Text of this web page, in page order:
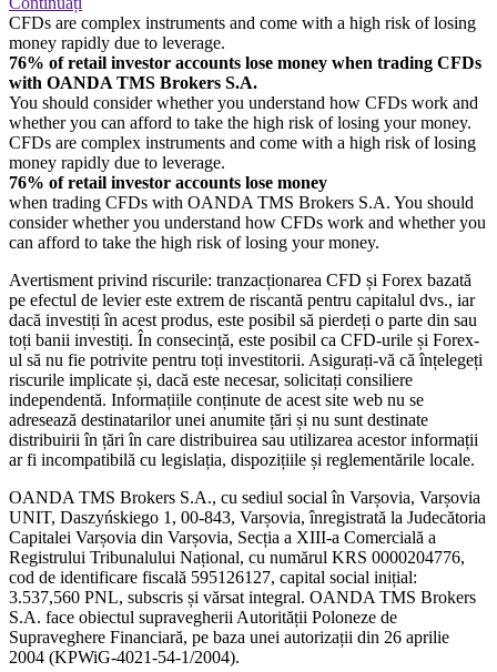
CFDs are complex instruments and come with a high risk of losing
money rapidly due to leverage.
76% of retail investor accounts lose money when trading CFDs
with OANDA TMS Brokers S.A.
You should consider whether you understand how CFDs work and
whether you can afford to take the high risk of losing your money.
CFDs are complex instruments and come with a high risk of losing
money rapidly due to leverage.
76% of retail investor accounts lose money
when trading CFDs with OANDA TMS Brokers S.A. You should
consider whether you understand how CFDs work and whether you
can afford to take the high risk of losing your money.
Avertisment privind riscurile: tranzacționarea CFD și Forex bazată
pe efectul de levier este extrem de riscantă pentru capitalul dvs., iar
dacă investiți în acest produs, este posibil să pierdeți o parte din sau
toți banii investiți. În consecință, este posibil ca CFD-urile și Forex-
ul să nu fie potrivite pentru toți investitorii. Asigurați-vă că înțelegeți
riscurile implicate și, dacă este necesar, solicitați consiliere
independentă. Informațiile conținute de acest site web nu se
adresează destinatarilor unei anumite țări și nu sunt destinate
distribuirii în țări în care distribuirea sau utilizarea acestor informații
ar fi incompatibilă cu legislația, dispozițiile și reglementările locale.
OANDA TMS Brokers S.A., cu sediul social în Varșovia, Varșovia
UNIT, Daszyńskiego 1, 00-843, Varșovia, înregistrată la Judecătoria
Capitalei Varșovia din Varșovia, Secția a XIII-a Comercială a
Registrului Tribunalului Național, cu numărul KRS 0000204776,
cod de identificare fiscală 595126127, capital social inițial:
3.537,560 PNL, subscris și vărsat integral. OANDA TMS Brokers
S.A. face obiectul supravegherii Autorității Poloneze de
Supraveghere Financiară, pe baza unei autorizații din 26 aprilie
2004 (KPWiG-4021-54-1/2004).